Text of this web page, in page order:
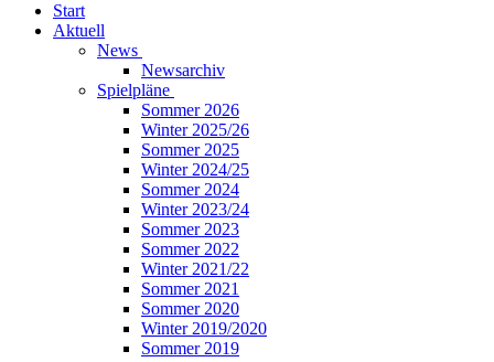
Start
Aktuell
News
Newsarchiv
Spielpläne
Sommer 2026
Winter 2025/26
Sommer 2025
Winter 2024/25
Sommer 2024
Winter 2023/24
Sommer 2023
Sommer 2022
Winter 2021/22
Sommer 2021
Sommer 2020
Winter 2019/2020
Sommer 2019